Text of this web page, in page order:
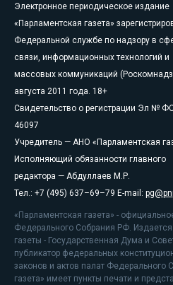
Электронное периодическое издание
«Парламентская газета»
Федеральной службе по надзору в
связи, информационных технологий и
массовых коммуникаций
августа 2011 года. 18+
Свидетельство о регистрации Эл №
46097
Учредитель — АНО «Парламентская
Исполняющий обязанности главного
редактора — Абдуллаев М.Р.
Тел.: +7 (495) 637–69–79 E-mail:
«Парламентская газета» -
Федерального Собрания РФ.
газеты - Государственная Дума и
публикатор федеральных
законов и актов палат Федерального
газета» имеет пункты печати и